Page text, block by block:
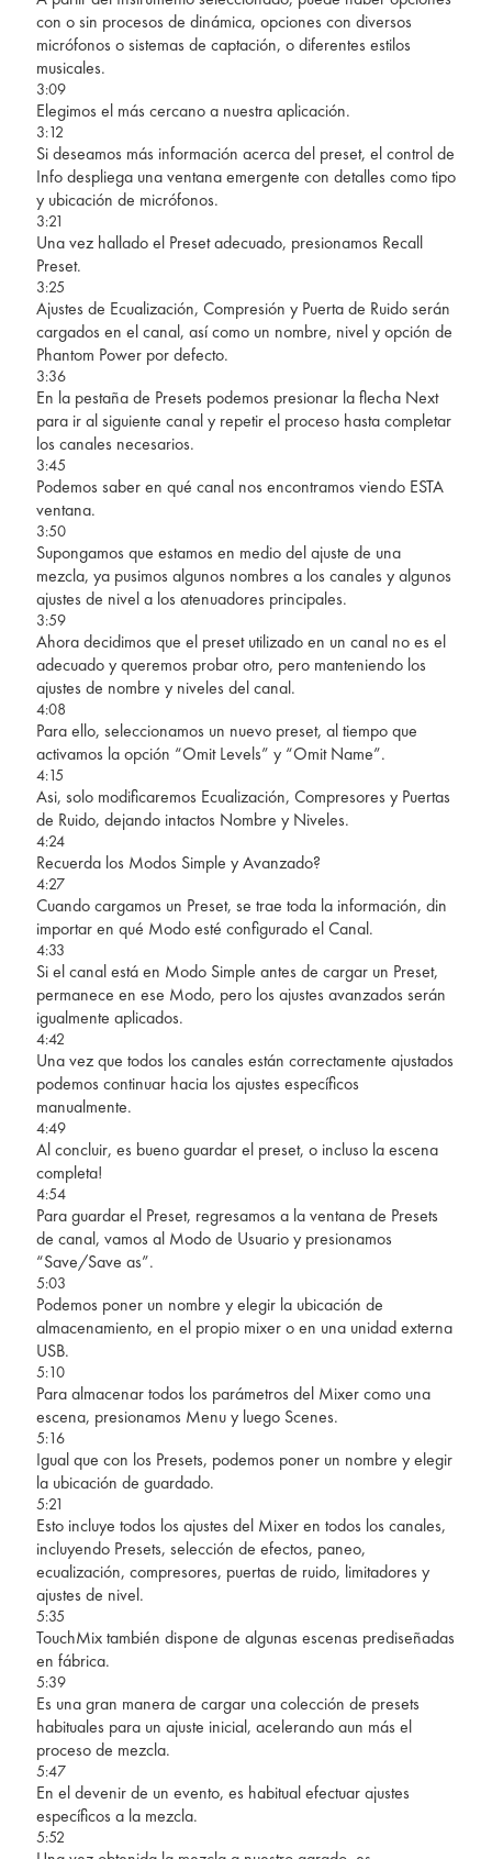
con o sin procesos de dinámica, opciones con diversos
micrófonos o sistemas de captación, o diferentes estilos
musicales.
3:09
Elegimos el más cercano a nuestra aplicación.
3:12
Si deseamos más información acerca del preset, el control de
Info despliega una ventana emergente con detalles como tipo
y ubicación de micrófonos.
3:21
Una vez hallado el Preset adecuado, presionamos Recall
Preset.
3:25
Ajustes de Ecualización, Compresión y Puerta de Ruido serán
cargados en el canal, así como un nombre, nivel y opción de
Phantom Power por defecto.
3:36
En la pestaña de Presets podemos presionar la flecha Next
para ir al siguiente canal y repetir el proceso hasta completar
los canales necesarios.
3:45
Podemos saber en qué canal nos encontramos viendo ESTA
ventana.
3:50
Supongamos que estamos en medio del ajuste de una
mezcla, ya pusimos algunos nombres a los canales y algunos
ajustes de nivel a los atenuadores principales.
3:59
Ahora decidimos que el preset utilizado en un canal no es el
adecuado y queremos probar otro, pero manteniendo los
ajustes de nombre y niveles del canal.
4:08
Para ello, seleccionamos un nuevo preset, al tiempo que
activamos la opción “Omit Levels” y “Omit Name”.
4:15
Asi, solo modificaremos Ecualización, Compresores y Puertas
de Ruido, dejando intactos Nombre y Niveles.
4:24
Recuerda los Modos Simple y Avanzado?
4:27
Cuando cargamos un Preset, se trae toda la información, din
importar en qué Modo esté configurado el Canal.
4:33
Si el canal está en Modo Simple antes de cargar un Preset,
permanece en ese Modo, pero los ajustes avanzados serán
igualmente aplicados.
4:42
Una vez que todos los canales están correctamente ajustados
podemos continuar hacia los ajustes específicos
manualmente.
4:49
Al concluir, es bueno guardar el preset, o incluso la escena
completa!
4:54
Para guardar el Preset, regresamos a la ventana de Presets
de canal, vamos al Modo de Usuario y presionamos
“Save/Save as”.
5:03
Podemos poner un nombre y elegir la ubicación de
almacenamiento, en el propio mixer o en una unidad externa
USB.
5:10
Para almacenar todos los parámetros del Mixer como una
escena, presionamos Menu y luego Scenes.
5:16
Igual que con los Presets, podemos poner un nombre y elegir
la ubicación de guardado.
5:21
Esto incluye todos los ajustes del Mixer en todos los canales,
incluyendo Presets, selección de efectos, paneo,
ecualización, compresores, puertas de ruido, limitadores y
ajustes de nivel.
5:35
TouchMix también dispone de algunas escenas prediseñadas
en fábrica.
5:39
Es una gran manera de cargar una colección de presets
habituales para un ajuste inicial, acelerando aun más el
proceso de mezcla.
5:47
En el devenir de un evento, es habitual efectuar ajustes
específicos a la mezcla.
5:52